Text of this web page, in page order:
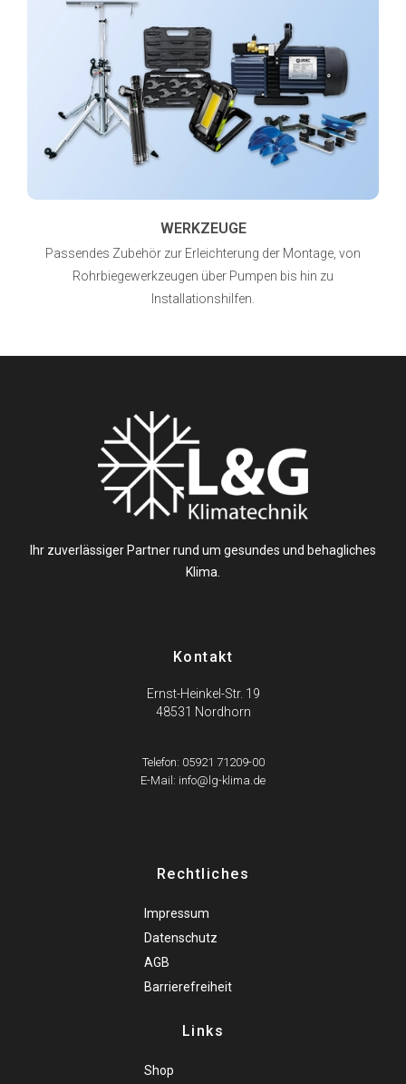
WERKZEUGE
Passendes Zubehör zur Erleichterung der Montage, von
Rohrbiegewerkzeugen über Pumpen bis hin zu
Installationshilfen.
Ihr zuverlässiger Partner rund um gesundes und behagliches
Klima.
Kontakt
Ernst-Heinkel-Str. 19
48531 Nordhorn
Telefon: 05921 71209-00
E-Mail: info@lg-klima.de
Rechtliches
Impressum
Datenschutz
AGB
Barrierefreiheit
Links
Shop